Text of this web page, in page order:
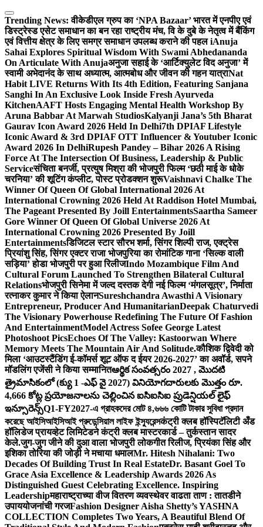
Skip
to
content
Trending News: वीकेडीएल ग्रुप का ‘NPA Bazaar’ भारत में एनपीए एवं
डिस्ट्रेस्ड एसेट समाधान का बन रहा राष्ट्रीय मंच, वि के दुबे के नेतृत्व में बैंकिंग
एवं वित्तीय क्षेत्र के लिए समग्र समाधान उपलब्ध कराने की पहल iAnuja
Sahai Explores Spiritual Wisdom With Swami Abhedananda
On Articulate With Anujaअनुजा सहाई के ‘आर्टिक्युलेट विद अनुजा’ में
स्वामी अभेदानंद के साथ अध्यात्म, आत्मबोध और जीवन की गहन यात्राNat
Habit LIVE Returns With Its 4th Edition, Featuring Sanjana
Sanghi In An Exclusive Look Inside Fresh Ayurveda
KitchenAAFT Hosts Engaging Mental Health Workshop By
Aruna Babbar At Marwah StudiosKalyanji Jana’s 5th Bharat
Gaurav Icon Award 2026 Held In Delhi7th DPIAF Lifestyle
Iconic Award & 3rd DPIAF OTT Influencer & Youtuber Iconic
Award 2026 In DelhiRupesh Pandey – Bihar 2026 A Rising
Force At The Intersection Of Business, Leadership & Public
Serviceसंचिता बनर्जी, प्रत्युष मिश्रा की भोजपुरी फिल्म ‘छठी माई के धोके
चरनिया’ की शूटिंग कंप्लीट, पोस्ट प्रोडक्शन शुरूVaishnavi Chalke The
Winner Of Queen Of Global International 2026 At
International Crowning 2026 Held At Raddison Hotel Mumbai,
The Pageant Presented By Joill EntertainmentsSaartha Sameer
Gore Winner Of Queen Of Global Universe 2026 At
International Crowning 2026 Presented By Joill
Entertainmentsडिजिटल स्टार सौरभ शर्मा, सिंगर शिल्पी राज, एक्ट्रेस
प्रियांशु सिंह, सिंगर एक्टर राजा भोजपुरिया का रोमांटिक गाना ‘सिल्क वाली
सड़िया’ होडा भोजपुरी पर हुआ रिलीजIndo Mozambique Film And
Cultural Forum Launched To Strengthen Bilateral Cultural
Relationsभोजपुरी सिनेमा में जल्द दस्तक देगी नई फिल्म ‘मंगलसूत्र’, निर्माता
रत्नाकर कुमार ने किया ऐलानSureshchandra Awasthi A Visionary
Entrepreneur, Producer And HumanitarianDeepak Chaturvedi
The Visionary Powerhouse Redefining The Future Of Fashion
And EntertainmentModel Actress Sofee George Latest
Photoshoot PicsEchoes Of The Valley: Kastoorwan Where
Memory Meets The Mountain Air And Solitude.कौशिक द्विवेदी को
मिला ‘आउटस्टैंडिंग ई-कॉमर्स शूट ऑफ द ईयर 2026-2027’ का अवॉर्ड, सपने
मॉडलिंग एजेंसी ने किया सम्मानितఆర్థిక సంవత్సరం 2027 , మొదటి
త్రైమాసికంలో (క్యు 1 -ఎఫ్ వై 2027) వినియోగదారులకు మొత్తం రూ.
4,666 కోట్ల ప్రయోజనాలను చెల్లించిన ఐసిఐసిఐ ప్రుడెన్షియల్ లైఫ్
ఇన్సూరెన్స్Q1-FY2027-এ গ্রাহকদের মোট ৪,৬৬৬ কোটি টাকার সুবিধা প্রদান
করেছে আইসিআইসিআই প্রুডেন্সিয়াল লাইফ ইন্স্যুরেন্সकंट्री क्लब हॉस्पिटॅलिटी अँड
हॉलिडेज प्रायव्हेट लिमिटेडने कंट्री क्लब मास्टरकार्ड – तुर्कस्तान सादर
केले.जुग-जुग जीने की दुआ वाला भोजपुरी लोकगीत रिलीज, प्रियंका सिंह और
इशिका तोरिया की जोड़ी ने मचाया धमालMr. Hitesh Nihalani: Two
Decades Of Building Trust In Real EstateDr. Basant Goel To
Grace Asia Excellence & Leadership Awards 2026 As
Distinguished Guest Celebrating Excellence. Inspiring
Leadershipमहाराष्ट्राच्या वीज वितरण व्यवस्थेवर वाढता ताण : तातडीने
उपाययोजनांची गरजFashion Designer Aisha Shetty’s YASHNA
COLLECTION Completes Two Years, A Beautiful Blend Of